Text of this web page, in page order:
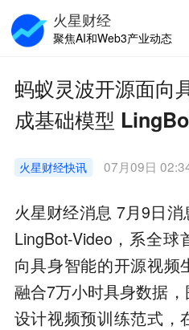
蚂蚁灵波开源面向
成基础模型
火星财经快讯 07月09日
火星财经消息 7月9日
LingBot-Video，系全
向具身智能的开源视频
融合7万小时具身数据
设计视频预训练范式，
火星财经
聚焦AI和Web3产业动态